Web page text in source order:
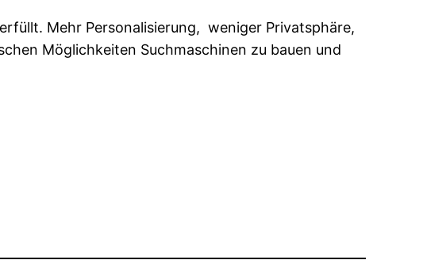
Mehr Personalisierung, weniger Privatsphäre,
Möglichkeiten Suchmaschinen zu bauen und